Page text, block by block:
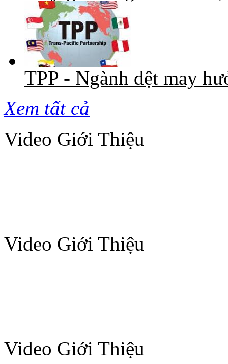
TPP - Ngành dệt may
Xem tất cả
Video Giới Thiệu
Video Giới Thiệu
Video Giới Thiệu